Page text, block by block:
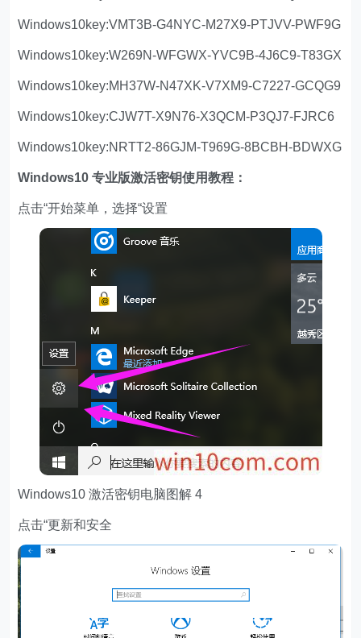
Windows10key:VMT3B-G4NYC-M27X9-PTJVV-PWF9G
Windows10key:W269N-WFGWX-YVC9B-4J6C9-T83GX
Windows10key:MH37W-N47XK-V7XM9-C7227-GCQG9
Windows10key:CJW7T-X9N76-X3QCM-P3QJ7-FJRC6
Windows10key:NRTT2-86GJM-T969G-8BCBH-BDWXG
Windows10 专业版激活密钥使用教程：
点击“开始菜单，选择“设置
Windows10 激活密钥电脑图解 4
点击“更新和安全